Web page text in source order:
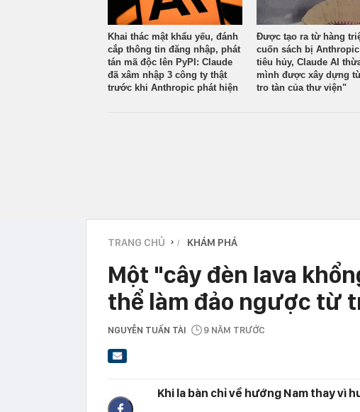
Khai thác mật khẩu yếu, đánh
cắp thông tin đăng nhập, phát
tán mã độc lên PyPI: Claude
đã xâm nhập 3 công ty thật
trước khi Anthropic phát hiện
Được tạo ra từ hàng
cuốn sách bị
tiêu hủy, Claude AI
mình được xây dựng
tro tàn của thư viện"
TRANG CHỦ › KHÁM PHÁ
Một "cây đèn lava
thể làm đảo ngược từ
NGUYỄN TUẤN TÀI 9 NĂM TRƯỚC
Khi la bàn chỉ về hướng Nam thay vì